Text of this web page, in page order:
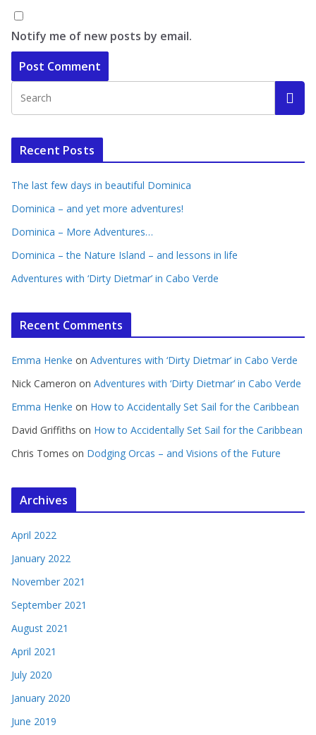
Notify me of new posts by email.
Recent Posts
The last few days in beautiful Dominica
Dominica – and yet more adventures!
Dominica – More Adventures…
Dominica – the Nature Island – and lessons in life
Adventures with ‘Dirty Dietmar’ in Cabo Verde
Recent Comments
Emma Henke on Adventures with ‘Dirty Dietmar’ in Cabo Verde
Nick Cameron on Adventures with ‘Dirty Dietmar’ in Cabo Verde
Emma Henke on How to Accidentally Set Sail for the Caribbean
David Griffiths on How to Accidentally Set Sail for the Caribbean
Chris Tomes on Dodging Orcas – and Visions of the Future
Archives
April 2022
January 2022
November 2021
September 2021
August 2021
April 2021
July 2020
January 2020
June 2019